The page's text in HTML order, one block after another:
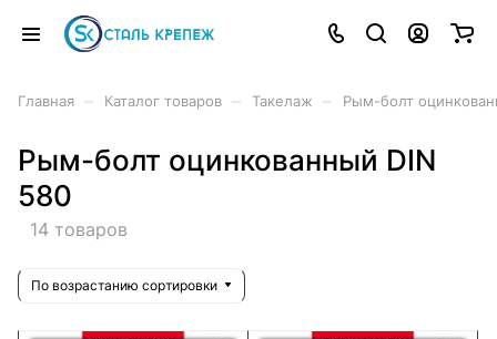
Главная Каталог товаров Такелаж Рым-болт
Рым-болт оцинкованный DIN
580
14 товаров
По возрастанию сортировки